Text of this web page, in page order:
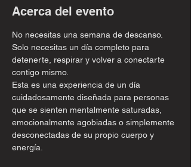
Acerca del evento
No necesitas una semana de descanso.
Solo necesitas un día completo para
detenerte, respirar y volver a conectarte
contigo mismo.
Esta es una experiencia de un día
cuidadosamente diseñada para personas
que se sienten mentalmente saturadas,
emocionalmente agobiadas o simplemente
desconectadas de su propio cuerpo y
energía.